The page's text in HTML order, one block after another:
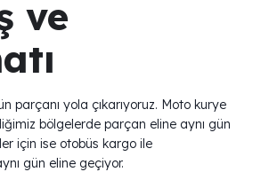
ve
parçanı yola çıkarıyoruz. Moto kurye
bölgelerde parçan eline aynı gün
için ise otobüs kargo ile
gün eline geçiyor.